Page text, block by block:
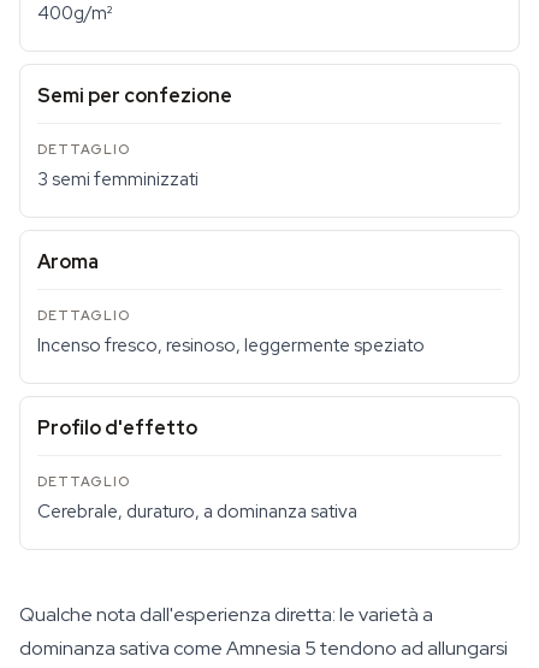
400g/m²
Semi per confezione
3 semi femminizzati
Aroma
Incenso fresco, resinoso, leggermente speziato
Profilo d'effetto
Cerebrale, duraturo, a dominanza sativa
Qualche nota dall'esperienza diretta: le varietà a
dominanza sativa come Amnesia 5 tendono ad allungarsi